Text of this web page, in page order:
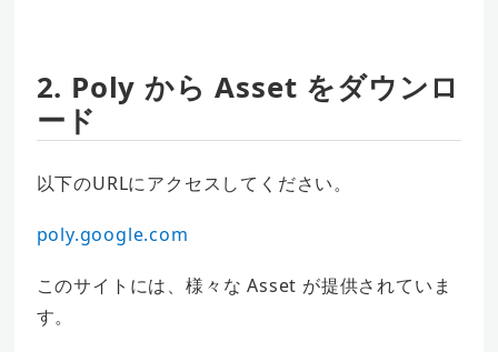
2. Poly から Asset をダウンロ
ード
以下のURLにアクセスしてください。
poly.google.com
このサイトには、様々な Asset が提供されていま
す。